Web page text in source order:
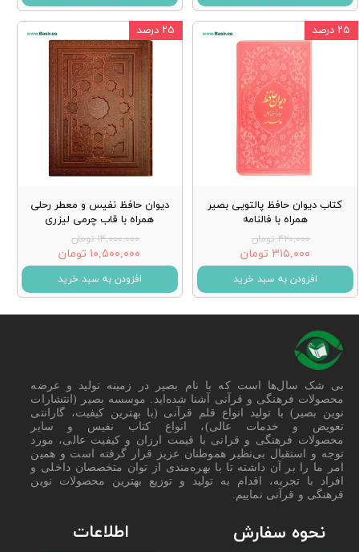
کتاب دیوان حافظ پالتویی بصیر
همراه با فالنامه
۴۲۰,۰۰۰ تومان
۳۱۵,۰۰۰ تومان
افزودن به سبد خرید
۲۵ درصد
دیوان حافظ نفیس و معطر رحلی
همراه با قاب چرمی لیزری
۱۴,۰۰۰,۰۰۰ تومان
۱۰,۵۰۰,۰۰۰ تومان
افزودن به سبد خرید
۲۵ درصد
نحوه سفارش اطلاعات
بی شک سال‌ها است که با نام بصیر در زمینه تولید و عرضه
محصولات فرهنگی و قرآنی آشنا شده‌اید. موسسه بصیر (انتشارات
نوین بصیر) با تولید انواع قلم قرآنی (با بهترین کیفیت، گارانتی
تعویض و خدمات عالی)، انواع کتاب نفیس و سایر
محصولات فرهنگی و قرانی با قیمت ارزان و کیفیت عالی، مورد
توجه و استقبال بی‌نظیر هموطنان عزیز قرار گرفته است و همین
امر ما را بر آن داشته تا با بهره‌مندی از توان متخصصان داخلی و
افراد با تجربه، اقدام به تولید و توزیع بهترین محصولات نوین
فرهنگی و قرآنی نماییم.